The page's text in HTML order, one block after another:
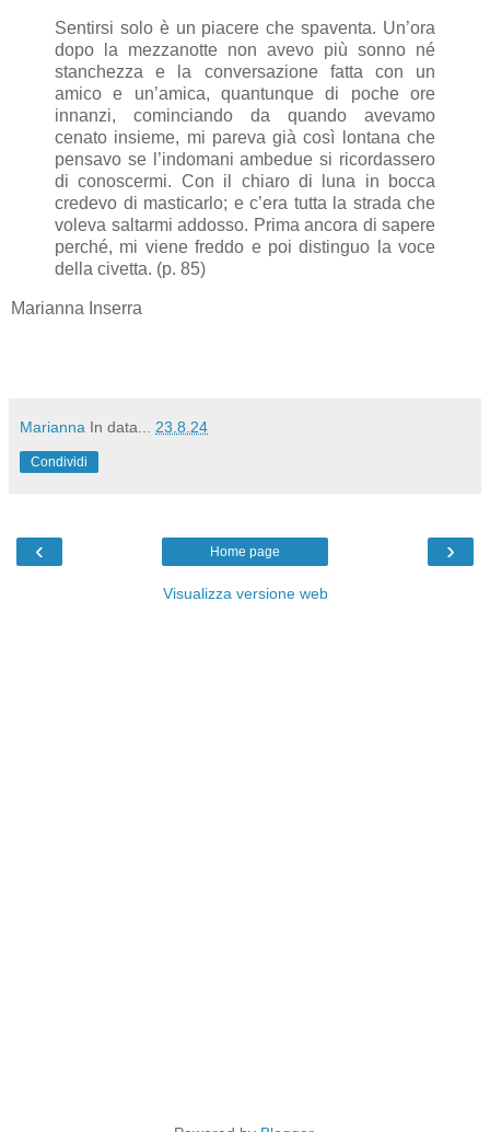
Sentirsi solo è un piacere che spaventa. Un’ora
dopo la mezzanotte non avevo più sonno né
stanchezza e la conversazione fatta con un
amico e un’amica, quantunque di poche ore
innanzi, cominciando da quando avevamo
cenato insieme, mi pareva già così lontana che
pensavo se l’indomani ambedue si ricordassero
di conoscermi. Con il chiaro di luna in bocca
credevo di masticarlo; e c’era tutta la strada che
voleva saltarmi addosso. Prima ancora di sapere
perché, mi viene freddo e poi distinguo la voce
della civetta. (p. 85)
Marianna Inserra
Marianna In data... 23.8.24
Condividi
‹ ›
Home page
Visualizza versione web